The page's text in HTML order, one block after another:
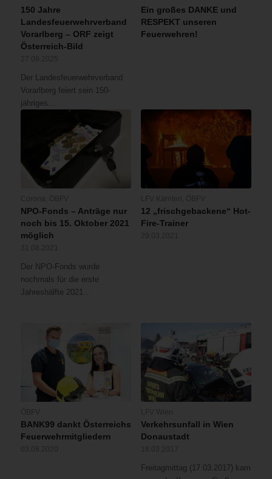
150 Jahre
Landesfeuerwehrverband
Vorarlberg – ORF zeigt
Österreich-Bild
Der Landesfeuerwehrverband
Vorarlberg feiert sein 150-
jähriges…
Ein großes DANKE und
RESPEKT unseren
Feuerwehren!
NPO-Fonds – Anträge nur
noch bis 15. Oktober 2021
möglich
Der NPO-Fonds wurde
nochmals für die erste
Jahreshälfte 2021…
12 „frischgebackene“ Hot-
Fire-Trainer
BANK99 dankt Österreichs
Feuerwehrmitgliedern
Verkehrsunfall in Wien
Donaustadt
Freitagmittag (17.03.2017) kam